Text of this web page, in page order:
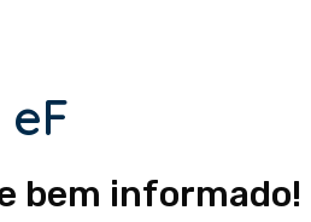
eF
bem informado!